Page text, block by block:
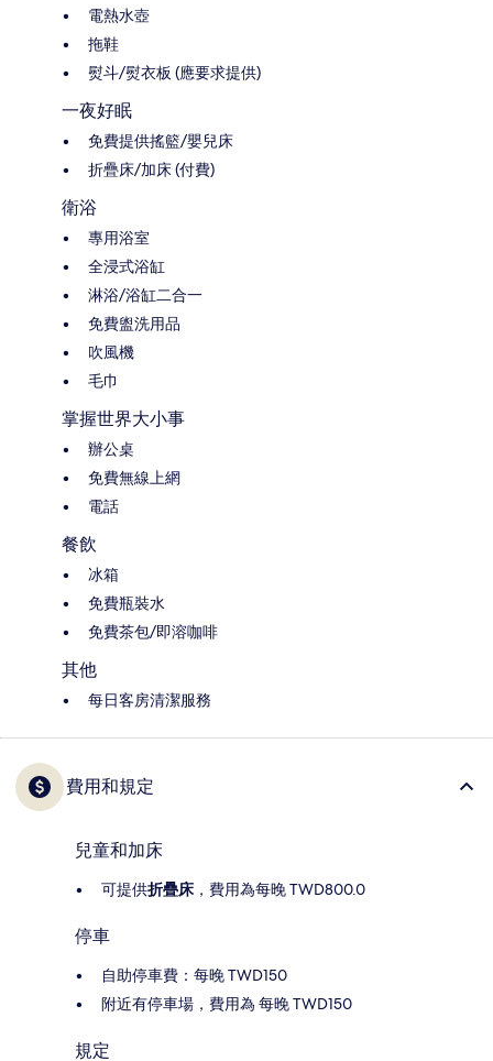
電熱水壺
拖鞋
熨斗/熨衣板 (應要求提供)
一夜好眠
免費提供搖籃/嬰兒床
折疊床/加床 (付費)
衛浴
專用浴室
全浸式浴缸
淋浴/浴缸二合一
免費盥洗用品
吹風機
毛巾
掌握世界大小事
辦公桌
免費無線上網
電話
餐飲
冰箱
免費瓶裝水
免費茶包/即溶咖啡
其他
每日客房清潔服務
費用和規定
兒童和加床
可提供折疊床 ，費用為每晚 TWD800.0
停車
自助停車費：每晚 TWD150
附近有停車場，費用為 每晚 TWD150
規定